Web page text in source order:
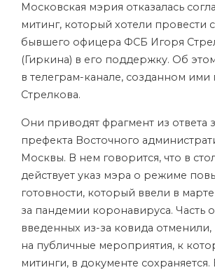
Московская мэрия отказалась
митинг, который хотели провести
бывшего офицера ФСБ Игоря
(Гиркина) в его поддержку. Об
в телеграм-канале, созданном ими
Стрелкова.
Они приводят фрагмент из ответа
префекта Восточного
Москвы. В нем говорится, что в
действует указ мэра о режиме
готовности, который ввели в
за пандемии коронавируса. Часть
введенных из-за ковида отменили,
на публичные мероприятия, к
митинги, в документе